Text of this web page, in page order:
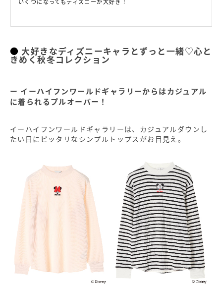
いくつになってもディズニーが大好き！
大好きなディズニーキャラとずっと一緒♡心と
きめく秋冬コレクション
イーハイフンワールドギャラリーからはカジュアル
に着られるプルオーバー！
イーハイフンワールドギャラリーは、カジュアルダウンし
たい日にピッタリなシンプルトップスがお目見え。